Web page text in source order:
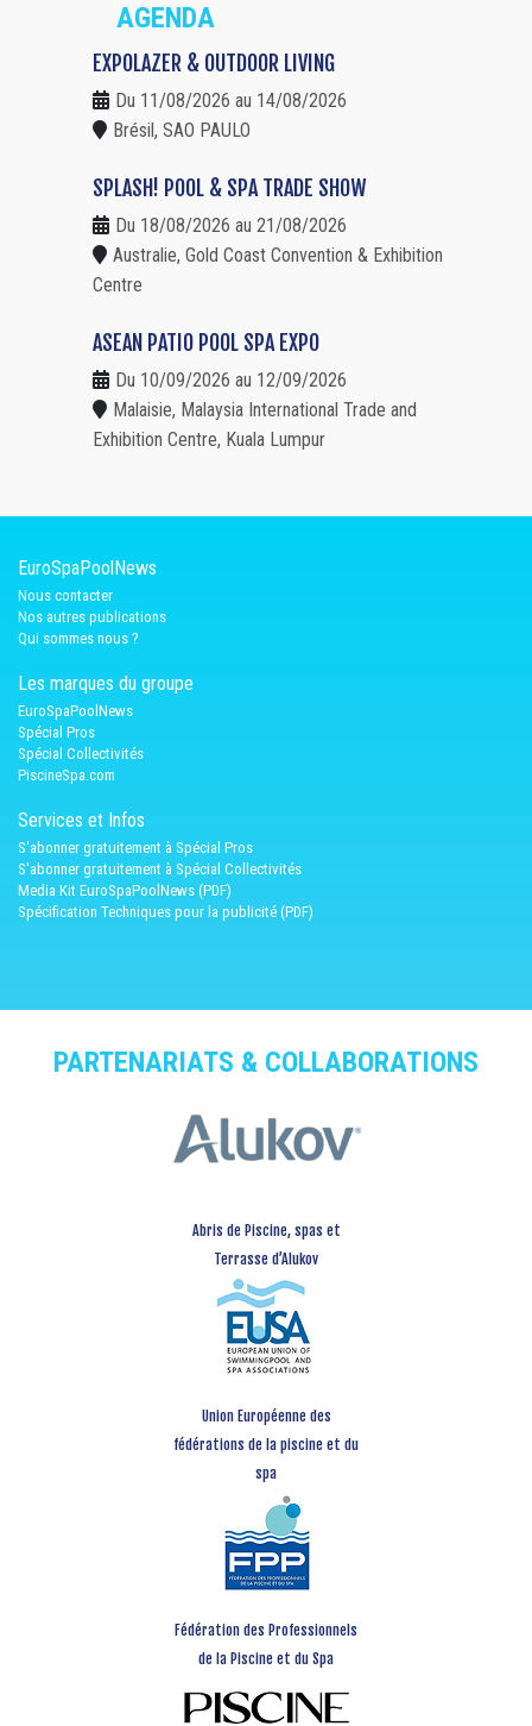
AGENDA
EXPOLAZER & OUTDOOR LIVING
Du 11/08/2026 au 14/08/2026
Brésil, SAO PAULO
SPLASH! POOL & SPA TRADE SHOW
Du 18/08/2026 au 21/08/2026
Australie, Gold Coast Convention & Exhibition
Centre
ASEAN PATIO POOL SPA EXPO
Du 10/09/2026 au 12/09/2026
Malaisie, Malaysia International Trade and
Exhibition Centre, Kuala Lumpur
EuroSpaPoolNews
Nous contacter
Nos autres publications
Qui sommes nous ?
Les marques du groupe
EuroSpaPoolNews
Spécial Pros
Spécial Collectivités
PiscineSpa.com
Services et Infos
S'abonner gratuitement à Spécial Pros
S'abonner gratuitement à Spécial Collectivités
Media Kit EuroSpaPoolNews (PDF)
Spécification Techniques pour la publicité (PDF)
PARTENARIATS & COLLABORATIONS
Abris de Piscine, spas et
Terrasse d’Alukov
Union Européenne des
fédérations de la piscine et du
spa
Fédération des Professionnels
de la Piscine et du Spa